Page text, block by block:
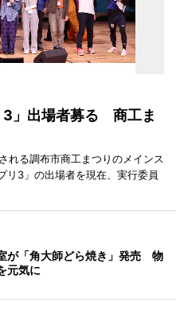
3」出場者募る 商工ま
れる調布市商工まつりのメインス
リ3」の出場者を現在、実行委員
が「角大師どら焼き」発売 物
元気に